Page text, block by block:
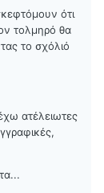
ότι
τολμηρό θα
το σχόλιό
ατέλειωτες